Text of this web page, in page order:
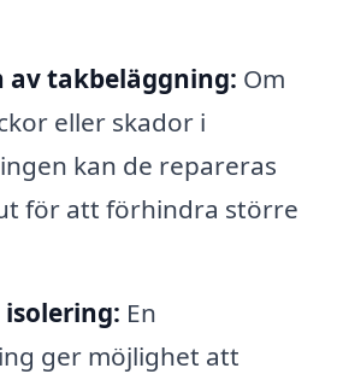
av takbeläggning: Om
eller skador i
kan de repareras
för att förhindra större
En
ger möjlighet att